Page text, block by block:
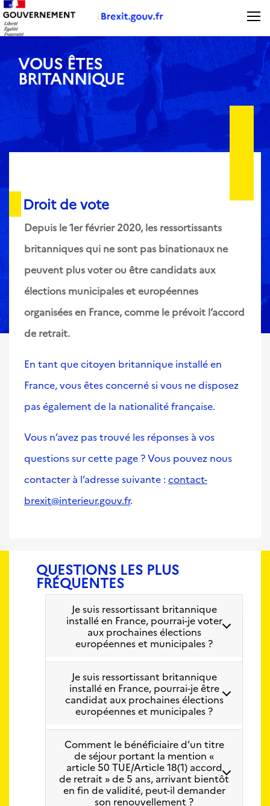
Panneau de gestion des cookies
VOUS ÊTES
BRITANNIQUE
Droit de vote
Depuis le 1er février 2020, les ressortissants
britanniques qui ne sont pas binationaux ne
peuvent plus voter ou être candidats aux
élections municipales et européennes
organisées en France, comme le prévoit l’accord
de retrait.
En tant que citoyen britannique installé en
France, vous êtes concerné si vous ne disposez
pas également de la nationalité française.
Vous n’avez pas trouvé les réponses à vos
questions sur cette page ? Vous pouvez nous
contacter à l’adresse suivante : contact-
brexit@interieur.gouv.fr.
QUESTIONS LES PLUS
FRÉQUENTES
Je suis ressortissant britannique
installé en France, pourrai-je voter
aux prochaines élections
européennes et municipales ?
Je suis ressortissant britannique
installé en France, pourrai-je être
candidat aux prochaines élections
européennes et municipales ?
Comment le bénéficiaire d’un titre
de séjour portant la mention «
article 50 TUE/Article 18(1) accord
de retrait » de 5 ans, arrivant bientôt
en fin de validité, peut-il demander
son renouvellement ?